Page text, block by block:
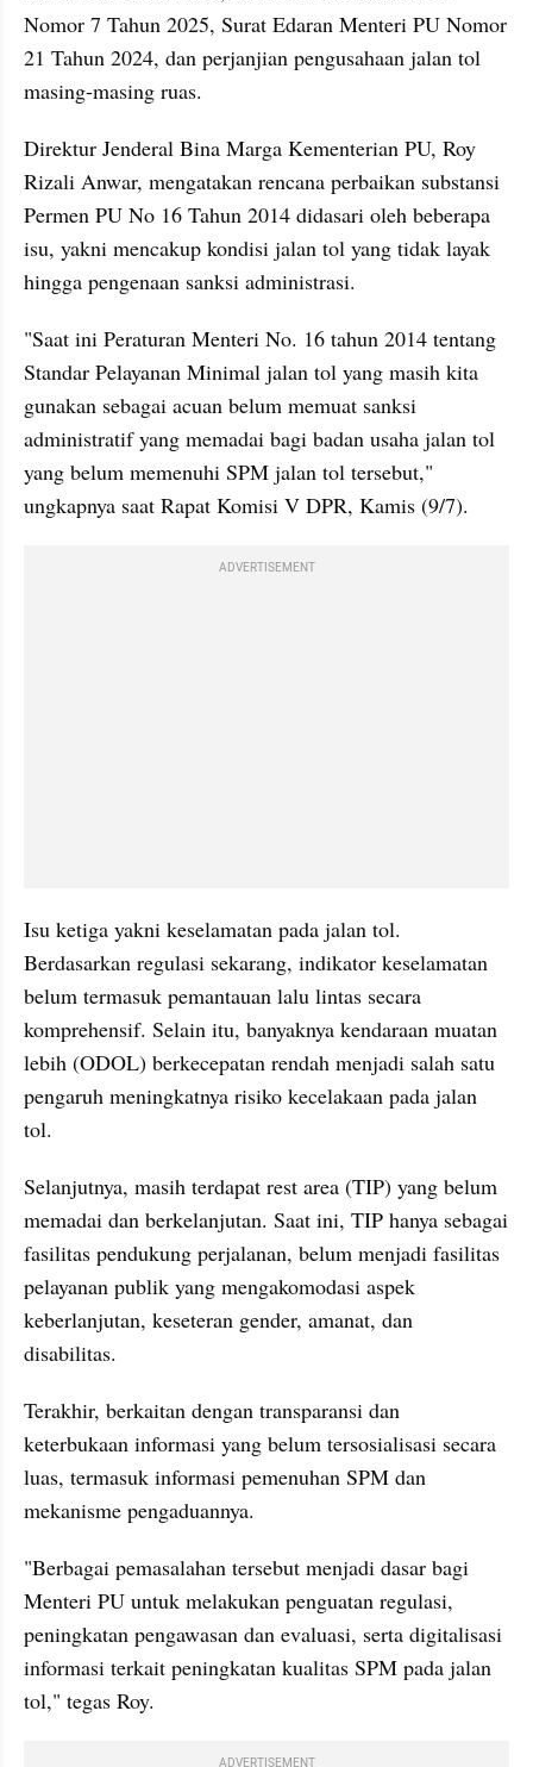
Nomor 7 Tahun 2025, Surat Edaran Menteri PU Nomor
21 Tahun 2024, dan perjanjian pengusahaan jalan tol
masing-masing ruas.
Direktur Jenderal Bina Marga Kementerian PU, Roy
Rizali Anwar, mengatakan rencana perbaikan substansi
Permen PU No 16 Tahun 2014 didasari oleh beberapa
isu, yakni mencakup kondisi jalan tol yang tidak layak
hingga pengenaan sanksi administrasi.
"Saat ini Peraturan Menteri No. 16 tahun 2014 tentang
Standar Pelayanan Minimal jalan tol yang masih kita
gunakan sebagai acuan belum memuat sanksi
administratif yang memadai bagi badan usaha jalan tol
yang belum memenuhi SPM jalan tol tersebut,"
ungkapnya saat Rapat Komisi V DPR, Kamis (9/7).
ADVERTISEMENT
Isu ketiga yakni keselamatan pada jalan tol.
Berdasarkan regulasi sekarang, indikator keselamatan
belum termasuk pemantauan lalu lintas secara
komprehensif. Selain itu, banyaknya kendaraan muatan
lebih (ODOL) berkecepatan rendah menjadi salah satu
pengaruh meningkatnya risiko kecelakaan pada jalan
tol.
Selanjutnya, masih terdapat rest area (TIP) yang belum
memadai dan berkelanjutan. Saat ini, TIP hanya sebagai
fasilitas pendukung perjalanan, belum menjadi fasilitas
pelayanan publik yang mengakomodasi aspek
keberlanjutan, keseteran gender, amanat, dan
disabilitas.
Terakhir, berkaitan dengan transparansi dan
keterbukaan informasi yang belum tersosialisasi secara
luas, termasuk informasi pemenuhan SPM dan
mekanisme pengaduannya.
"Berbagai pemasalahan tersebut menjadi dasar bagi
Menteri PU untuk melakukan penguatan regulasi,
peningkatan pengawasan dan evaluasi, serta digitalisasi
informasi terkait peningkatan kualitas SPM pada jalan
tol," tegas Roy.
ADVERTISEMENT